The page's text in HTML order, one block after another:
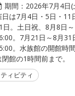
期間： 2026年7月4日
日は7月4日・5日・11
日。土日祝、8月8日
。7月21日～8月31
。水族館の開館時
閉館の1時間前まで。
ィビティ